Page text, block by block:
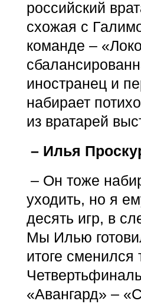
российский
схожая с
команде –
иностранец и
набирает
из вратарей
– Илья
– Он тоже
уходить, но я
десять игр, в
Мы Илью
итоге сменился
«Авангард» –